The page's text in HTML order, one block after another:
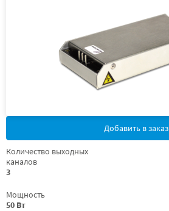
Добавить в заказ
Количество выходных
каналов
3
Мощность
50 Вт